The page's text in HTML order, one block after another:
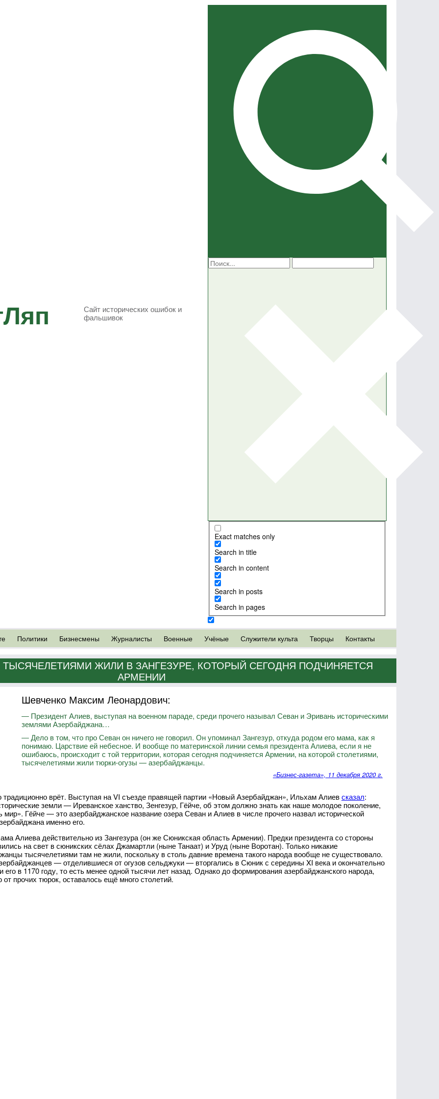
Сайт исторических ошибок и
фальшивок
Exact matches only
Search in title
Search in content
Search in posts
Search in pages
Политики Бизнесмены Журналисты Военные Учёные Служители культа Творцы Контакты
ЖИЛИ В ЗАНГЕЗУРЕ, КОТОРЫЙ СЕГОДНЯ ПОДЧИНЯЕТСЯ
АРМЕНИИ
Шевченко Максим Леонардович:
― Президент Алиев, выступая на военном параде, среди прочего называл Севан и Эривань историческими
землями Азербайджана…
― Дело в том, что про Севан он ничего не говорил. Он упоминал Зангезур, откуда родом его мама, как я
понимаю. Царствие ей небесное. И вообще по материнской линии семья президента Алиева, если я не
ошибаюсь, происходит с той территории, которая сегодня подчиняется Армении, на которой столетиями,
тысячелетиями жили тюрки-огузы — азербайджанцы.
«Бизнес-газета», 11 декабря 2020 г.
традиционно врёт. Выступая на VI съезде правящей партии «Новый Азербайджан», Ильхам Алиевсказал:
земли — Иреванское ханство, Зенгезур, Гёйче, об этом должно знать как наше молодое поколение,
мир». Гёйче — это азербайджанское название озера Севан и Алиев в числе прочего назвал исторической
именно его.
Алиева действительно из Зангезура (он же Сюникская область Армении). Предки президента со стороны
на свет в сюникских сёлах Джамартли (ныне Танаат) и Уруд (ныне Воротан). Только никакие
тысячелетиями там не жили, поскольку в столь давние времена такого народа вообще не существовало.
— отделившиеся от огузов сельджуки — вторгались в Сюник с середины XI века и окончательно
его в 1170 году, то есть менее одной тысячи лет назад. Однако до формирования азербайджанского народа,
от прочих тюрок, оставалось ещё много столетий.